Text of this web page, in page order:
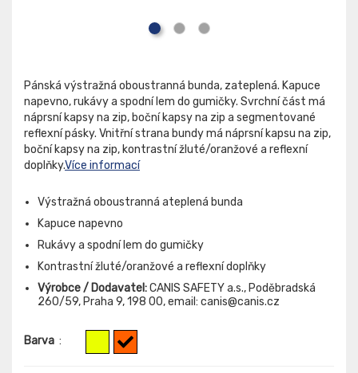
Pánská výstražná oboustranná bunda, zateplená. Kapuce
napevno, rukávy a spodní lem do gumičky. Svrchní část má
náprsní kapsy na zip, boční kapsy na zip a segmentované
reflexní pásky. Vnitřní strana bundy má náprsní kapsu na zip,
boční kapsy na zip, kontrastní žluté/oranžové a reflexní
doplňky.Více informací
Výstražná oboustranná ateplená bunda
Kapuce napevno
Rukávy a spodní lem do gumičky
Kontrastní žluté/oranžové a reflexní doplňky
Výrobce / Dodavatel:CANIS SAFETY a.s., Poděbradská
260/59, Praha 9, 198 00, email: canis@canis.cz
Barva :